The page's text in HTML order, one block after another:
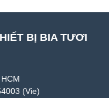
BỊ BIA TƯƠI
(Vie)